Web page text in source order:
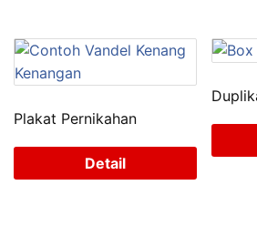
Plakat Pernikahan
Detail